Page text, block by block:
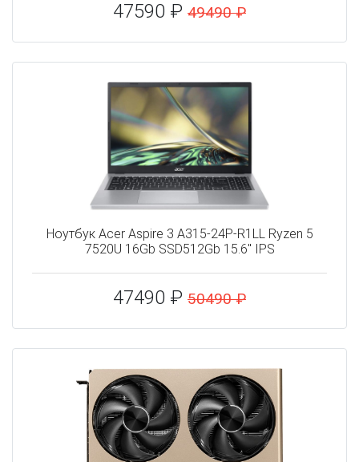
47590 ₽ 49490 ₽
Ноутбук Acer Aspire 3 A315-24P-R1LL Ryzen 5
7520U 16Gb SSD512Gb 15.6" IPS
47490 ₽ 50490 ₽